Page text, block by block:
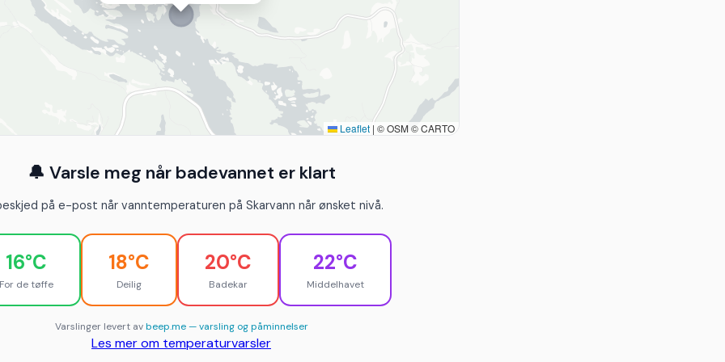
Leaflet | © OSM © CARTO
🔔 Varsle meg når badevannet er klart
på e-post når vanntemperaturen på Skarvann når ønsket nivå.
16°C
de tøffe
18°C
Deilig
20°C
Badekar
22°C
Middelhavet
Varslinger levert avbeep.me — varsling og påminnelser
Les mer om temperaturvarsler